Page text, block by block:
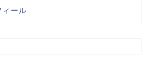
ール